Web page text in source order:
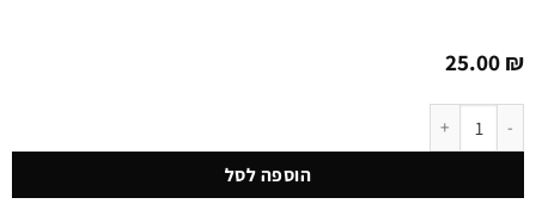
25.00₪
כמות של סט 160 מדבקות נסיכות PRINCESS
הוספה לסל